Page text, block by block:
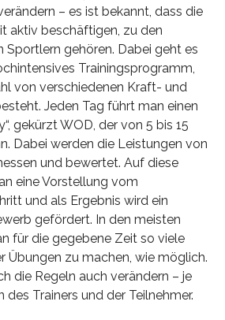
– es ist bekannt, dass die
aktiv beschäftigen, zu den
gehören. Dabei geht es
Trainingsprogramm,
von verschiedenen Kraft- und
Jeden Tag führt man einen
gekürzt WOD, der von 5 bis 15
Dabei werden die Leistungen von
und bewertet. Auf diese
eine Vorstellung vom
und als Ergebnis wird ein
gefördert. In den meisten
für die gegebene Zeit so viele
Übungen zu machen, wie möglich.
die Regeln auch verändern – je
des Trainers und der Teilnehmer.